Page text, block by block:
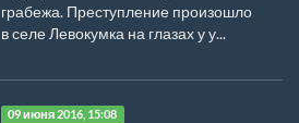
грабежа. Преступление произошло
в селе Левокумка на глазах у у...
09 июня 2016, 15:08